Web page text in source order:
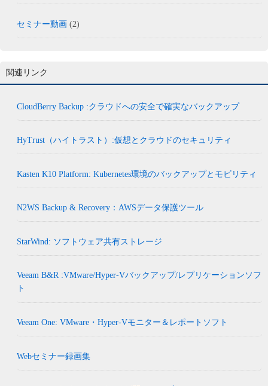
セミナー動画 (2)
関連リンク
CloudBerry Backup :クラウドへの安全で確実なバックアップ
HyTrust（ハイトラスト）:仮想とクラウドのセキュリティ
Kasten K10 Platform: Kubernetes環境のバックアップとモビリティ
N2WS Backup & Recovery：AWSデータ保護ツール
StarWind: ソフトウェア共有ストレージ
Veeam B&R :VMware/Hyper-Vバックアップ/レプリケーションソフ
ト
Veeam One: VMware・Hyper-Vモニター＆レポートソフト
Webセミナー録画集